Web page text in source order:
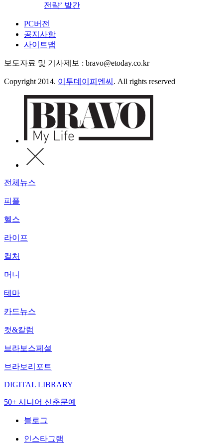
전략’ 발간
PC버전
공지사항
사이트맵
보도자료 및 기사제보 : bravo@etoday.co.kr
Copyright 2014. 이투데이피엔씨 . All rights reserved
전체뉴스
피플
헬스
라이프
컬처
머니
테마
카드뉴스
컷&칼럼
브라보스페셜
브라보리포트
DIGITAL LIBRARY
50+ 시니어 신춘문예
블로그
인스타그램